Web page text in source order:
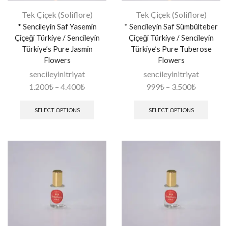
Tek Çiçek (Soliflore)
* Sencileyin Saf Yasemin
Çiçeği Türkiye / Sencileyin
Türkiye’s Pure Jasmin
Flowers
sencileyinitriyat
1.200₺ – 4.400₺
SELECT OPTIONS
Tek Çiçek (Soliflore)
* Sencileyin Saf Sümbülteber
Çiçeği Türkiye / Sencileyin
Türkiye’s Pure Tuberose
Flowers
sencileyinitriyat
999₺ – 3.500₺
SELECT OPTIONS